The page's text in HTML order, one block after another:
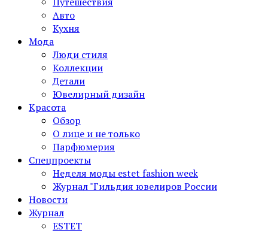
Авто
Кухня
Мода
Люди стиля
Коллекции
Детали
Ювелирный дизайн
Красота
Обзор
О лице и не только
Парфюмерия
Спецпроекты
Неделя моды estet fashion week
Журнал "Гильдия ювелиров России
Новости
Журнал
ESTET